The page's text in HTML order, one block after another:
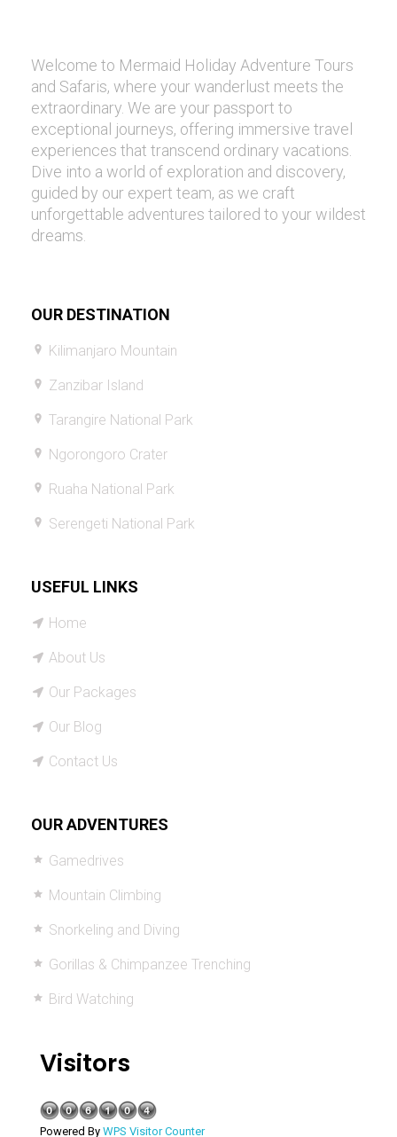
Welcome to Mermaid Holiday Adventure Tours
and Safaris, where your wanderlust meets the
extraordinary. We are your passport to
exceptional journeys, offering immersive travel
experiences that transcend ordinary vacations.
Dive into a world of exploration and discovery,
guided by our expert team, as we craft
unforgettable adventures tailored to your wildest
dreams.
OUR DESTINATION
Kilimanjaro Mountain
Zanzibar Island
Tarangire National Park
Ngorongoro Crater
Ruaha National Park
Serengeti National Park
USEFUL LINKS
Home
About Us
Our Packages
Our Blog
Contact Us
OUR ADVENTURES
Gamedrives
Mountain Climbing
Snorkeling and Diving
Gorillas & Chimpanzee Trenching
Bird Watching
Visitors
Powered By WPS Visitor Counter